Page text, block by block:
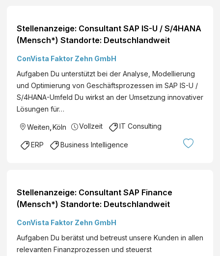
Stellenanzeige: Consultant SAP IS-U / S/4HANA
(Mensch*) Standorte: Deutschlandweit
ConVista Faktor Zehn GmbH
Aufgaben Du unterstützt bei der Analyse, Modellierung
und Optimierung von Geschäftsprozessen im SAP IS-U /
S/4HANA-Umfeld Du wirkst an der Umsetzung innovativer
Lösungen für…
Weiten Köln Vollzeit IT Consulting
ERP Business Intelligence
Stellenanzeige: Consultant SAP Finance
(Mensch*) Standorte: Deutschlandweit
ConVista Faktor Zehn GmbH
Aufgaben Du berätst und betreust unsere Kunden in allen
relevanten Finanzprozessen und steuerst